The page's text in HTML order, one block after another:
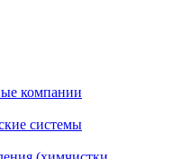
компании
системы